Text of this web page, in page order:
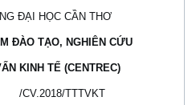
ĐẠI HỌC CẦN THƠ
ĐÀO TẠO, NGHIÊN CỨU
KINH TẾ (CENTREC)
CV.2018/TTTVKT